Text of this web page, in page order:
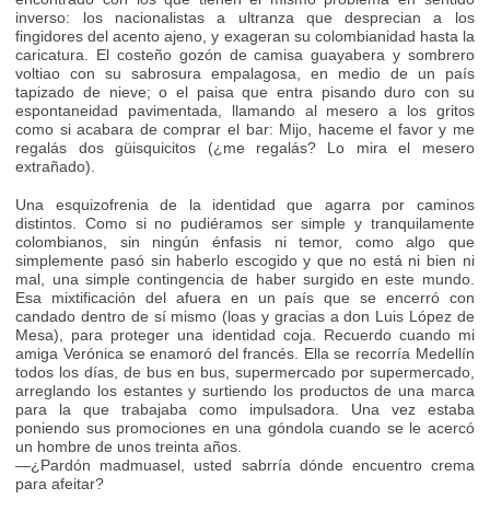
inverso: los nacionalistas a ultranza que desprecian a los
fingidores del acento ajeno, y exageran su colombianidad hasta la
caricatura. El costeño gozón de camisa guayabera y sombrero
voltiao con su sabrosura empalagosa, en medio de un país
tapizado de nieve; o el paisa que entra pisando duro con su
espontaneidad pavimentada, llamando al mesero a los gritos
como si acabara de comprar el bar: Mijo, haceme el favor y me
regalás dos güisquicitos (¿me regalás? Lo mira el mesero
extrañado).
Una esquizofrenia de la identidad que agarra por caminos
distintos. Como si no pudiéramos ser simple y tranquilamente
colombianos, sin ningún énfasis ni temor, como algo que
simplemente pasó sin haberlo escogido y que no está ni bien ni
mal, una simple contingencia de haber surgido en este mundo.
Esa mixtificación del afuera en un país que se encerró con
candado dentro de sí mismo (loas y gracias a don Luis López de
Mesa), para proteger una identidad coja. Recuerdo cuando mi
amiga Verónica se enamoró del francés. Ella se recorría Medellín
todos los días, de bus en bus, supermercado por supermercado,
arreglando los estantes y surtiendo los productos de una marca
para la que trabajaba como impulsadora. Una vez estaba
poniendo sus promociones en una góndola cuando se le acercó
un hombre de unos treinta años.
—¿Pardón madmuasel, usted sabrría dónde encuentro crema
para afeitar?